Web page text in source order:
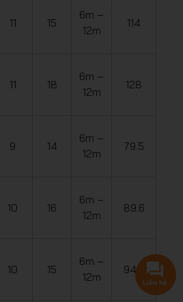
11 15
6m –
12m
114
11 18
6m –
12m
128
9 14
6m –
12m
79.5
10 16
6m –
12m
89.6
10 15
6m –
12m
94.6
Liên hệ